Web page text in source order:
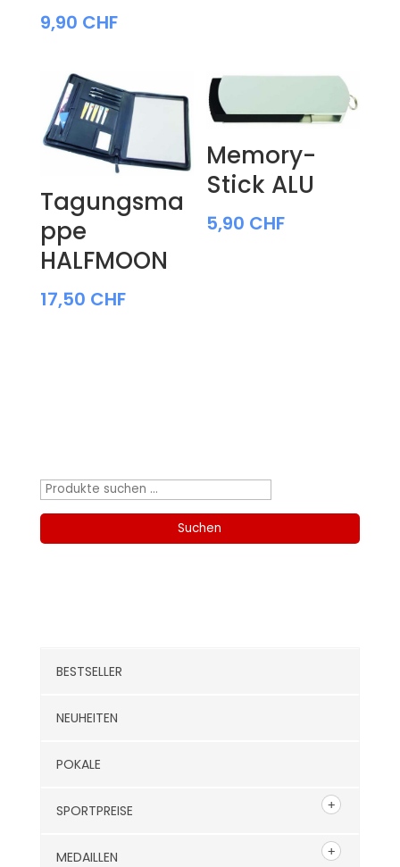
9,90 CHF
Tagungsma
ppe
HALFMOON
17,50 CHF
Memory-
Stick ALU
5,90 CHF
Suchen
Suchen
BESTSELLER
NEUHEITEN
POKALE
SPORTPREISE
MEDAILLEN